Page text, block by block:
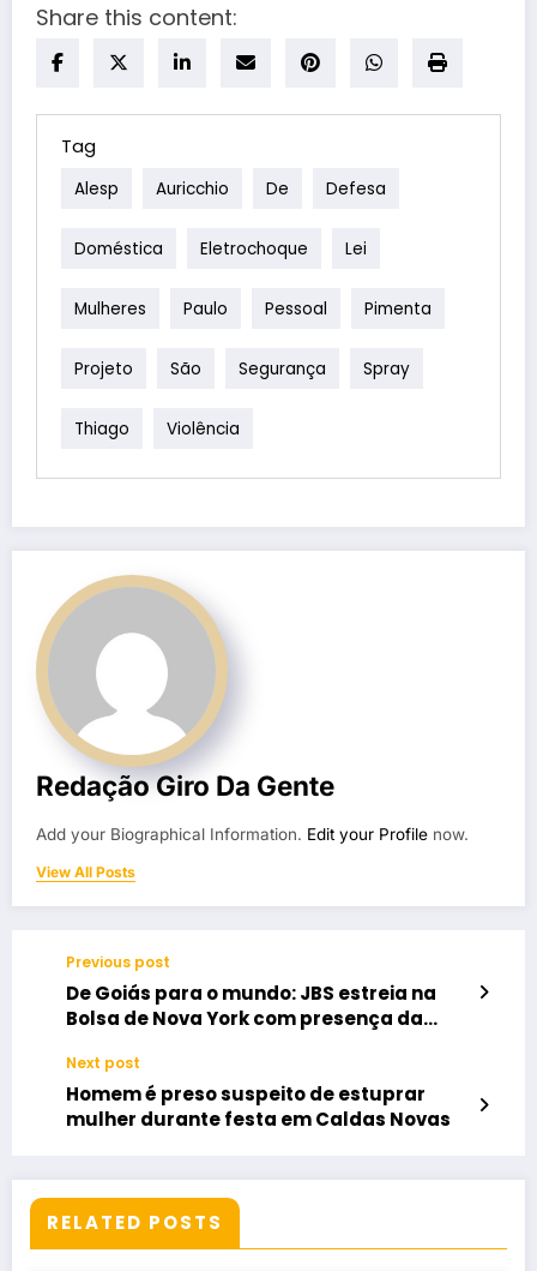
Share this content:
Tag
Alesp Auricchio De Defesa
Doméstica Eletrochoque Lei
Mulheres Paulo Pessoal Pimenta
Projeto São Segurança Spray
Thiago Violência
Redação Giro Da Gente
Add your Biographical Information. Edit your Profile now.
View All Posts
Previous post
De Goiás para o mundo: JBS estreia na
Bolsa de Nova York com presença da
Next post
Homem é preso suspeito de estuprar
mulher durante festa em Caldas Novas
RELATED POSTS